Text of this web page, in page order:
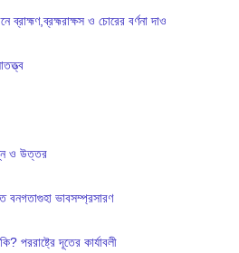
ব্রাহ্মণ,ব্রহ্মরাক্ষস ও চোরের বর্ণনা দাও
ও উত্তর
বনগতাগুহা ভাবসম্প্রসারণ
পররাষ্ট্রে দূতের কার্যাবলী